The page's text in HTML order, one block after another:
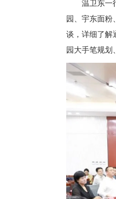
温卫东一
园、宇东面粉
谈，详细了解
园大手笔规划